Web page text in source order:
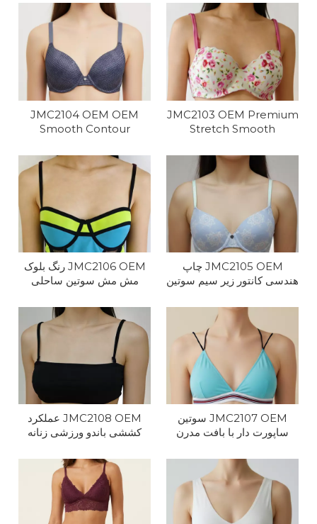
JMC2103 OEM Premium
Stretch Smooth
JMC2104 OEM OEM
Smooth Contour
Coverage
JMC2105 OEM چاپ
هندسی کانتور زیر سیم سوتین
JMC2106 OEM رنگ بلوک
مش مش سوتین ساحلی
JMC2107 OEM سوتین
ساپورت دار با بافت مدرن
JMC2108 OEM عملکرد
کششی باندو ورزشی زنانه